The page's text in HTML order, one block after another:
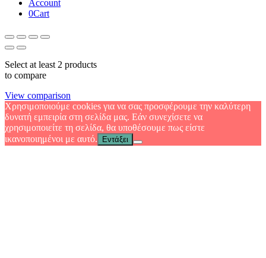
Account
0Cart
Select at least 2 products
to compare
View comparison
Χρησιμοποιούμε cookies για να σας προσφέρουμε την καλύτερη
δυνατή εμπειρία στη σελίδα μας. Εάν συνεχίσετε να
χρησιμοποιείτε τη σελίδα, θα υποθέσουμε πως είστε
ικανοποιημένοι με αυτό.
Εντάξει